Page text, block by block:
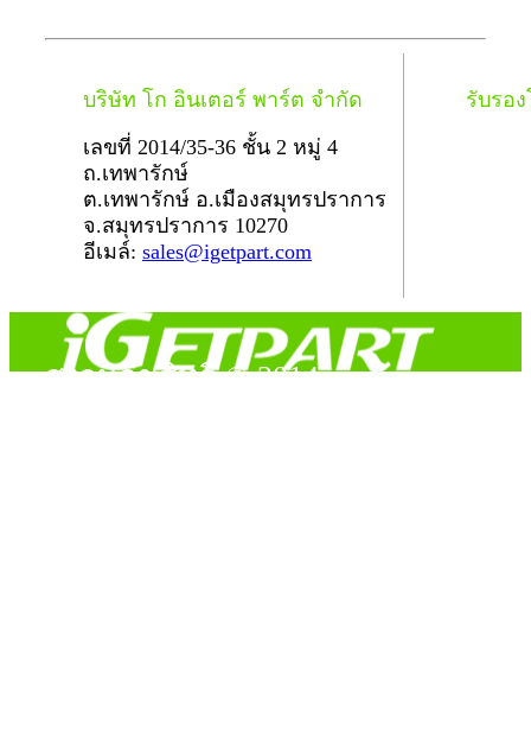
บริษัท โก อินเตอร์ พาร์ต จำกัด
เลขที่ 2014/35-36 ชั้น 2 หมู่ 4
ถ.เทพารักษ์
ต.เทพารักษ์ อ.เมืองสมุทรปราการ
จ.สมุทรปราการ 10270
อีเมล์: sales@igetpart.com
รับรอ
สงวนลิขสิทธิ์ © 2014